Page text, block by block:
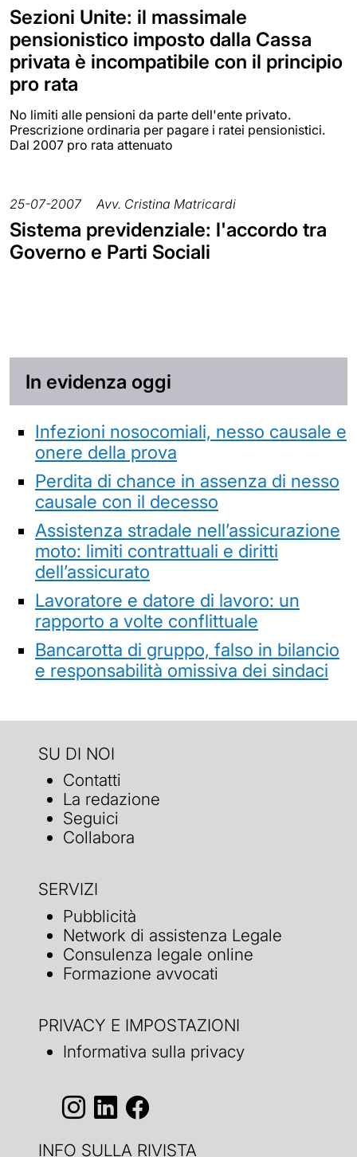
Sezioni Unite: il massimale
pensionistico imposto dalla Cassa
privata è incompatibile con il principio
pro rata
No limiti alle pensioni da parte dell'ente privato.
Prescrizione ordinaria per pagare i ratei pensionistici.
Dal 2007 pro rata attenuato
25-07-2007 Avv. Cristina Matricardi
Sistema previdenziale: l'accordo tra
Governo e Parti Sociali
In evidenza oggi
Infezioni nosocomiali, nesso causale e
onere della prova
Perdita di chance in assenza di nesso
causale con il decesso
Assistenza stradale nell’assicurazione
moto: limiti contrattuali e diritti
dell’assicurato
Lavoratore e datore di lavoro: un
rapporto a volte conflittuale
Bancarotta di gruppo, falso in bilancio
e responsabilità omissiva dei sindaci
SU DI NOI
Contatti
La redazione
Seguici
Collabora
SERVIZI
Pubblicità
Network di assistenza Legale
Consulenza legale online
Formazione avvocati
PRIVACY E IMPOSTAZIONI
Informativa sulla privacy
INFO SULLA RIVISTA